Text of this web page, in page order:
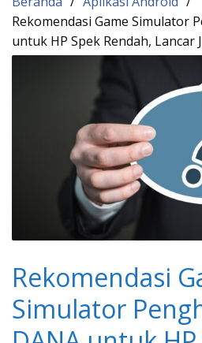
Rekomendasi Game Simulator
untuk HP Spek Rendah, Lancar
Rekomendasi
Simulator